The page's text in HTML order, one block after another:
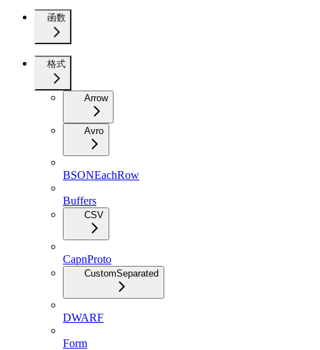
函数
格式
Arrow
Avro
BSONEachRow
Buffers
CSV
CapnProto
CustomSeparated
DWARF
Form